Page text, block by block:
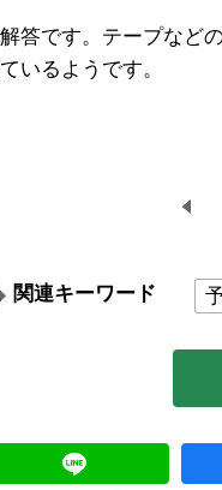
答です。テープなど
いるようです。
関連キーワード